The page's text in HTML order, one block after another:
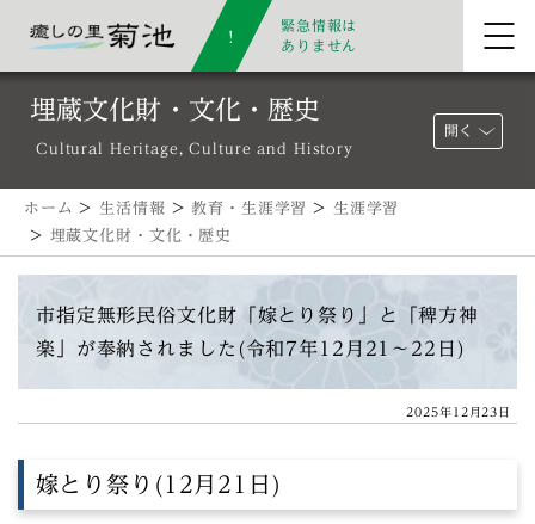
緊急情報は
ありません
埋蔵文化財・文化・歴史
Cultural Heritage, Culture and History
開く
ホーム >生活情報 >教育・生涯学習 > 生涯学習
> 埋蔵文化財・文化・歴史
市指定無形民俗文化財「嫁とり祭り」と「稗方神
楽」が奉納されました(令和7年12月21～22日)
2025年12月23日
嫁とり祭り(12月21日)